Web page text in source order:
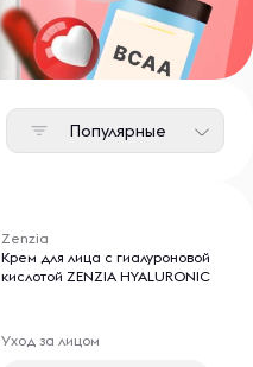
Популярные
Zenzia
Крем для лица с гиалуроновой
кислотой ZENZIA HYALURONIC
Уход за лицом